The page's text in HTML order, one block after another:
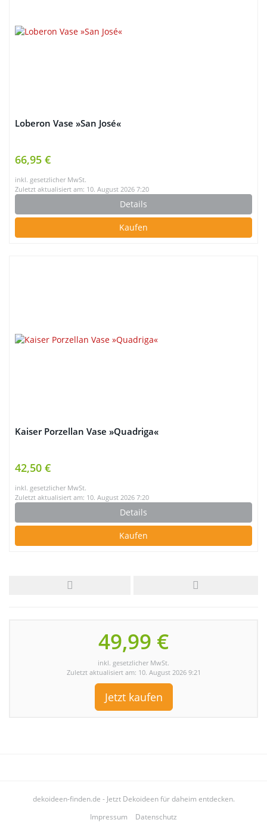
Loberon Vase »San José«
66,95 €
inkl. gesetzlicher MwSt.
Zuletzt aktualisiert am: 10. August 2026 7:20
Details
Kaufen
Kaiser Porzellan Vase »Quadriga«
42,50 €
inkl. gesetzlicher MwSt.
Zuletzt aktualisiert am: 10. August 2026 7:20
Details
Kaufen
49,99 €
inkl. gesetzlicher MwSt.
Zuletzt aktualisiert am: 10. August 2026 9:21
Jetzt kaufen
dekoideen-finden.de - Jetzt Dekoideen für daheim entdecken.
Impressum
Datenschutz